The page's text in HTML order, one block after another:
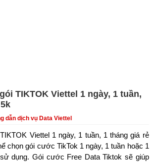
TIKTOK Viettel 1 ngày, 1 tuần,
dẫn dịch vụ Data Viettel
Viettel 1 ngày, 1 tuần, 1 tháng giá rẻ
chọn gói cước TikTok 1 ngày, 1 tuần hoặc 1
dụng. Gói cước Free Data Tiktok sẽ giúp